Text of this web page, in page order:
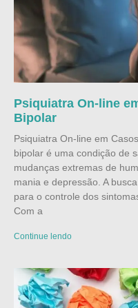
Psiquiatra On-line
Bipolar
Psiquiatra On-line em
bipolar é uma condição de
mudanças extremas de
mania e depressão. A
para o controle dos
Com a
Continue lendo